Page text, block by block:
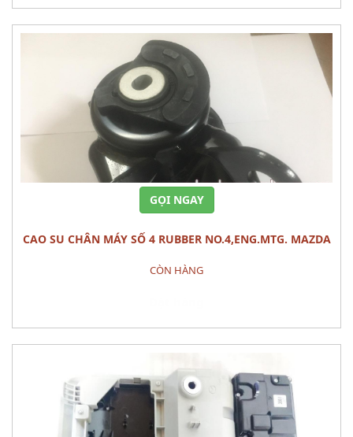
GỌI NGAY
CAO SU CHÂN MÁY SỐ 4 RUBBER NO.4,ENG.MTG. MAZDA
CÒN HÀNG